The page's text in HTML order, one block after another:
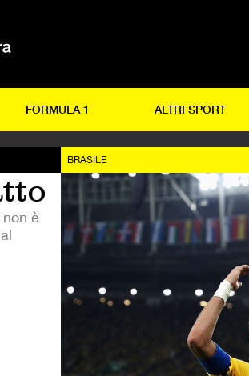
FORMULA 1 ALTRI SPORT
è
BRASILE